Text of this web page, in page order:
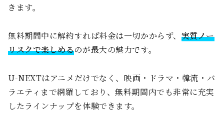
きます。
無料期間中に解約すれば料金は一切かからず、 実質ノー
リスクで楽しめるのが最大の魅力です。
U-NEXTはアニメだけでなく、映画・ドラマ・韓流・バ
ラエティまで網羅しており、無料期間内でも非常に充実
したラインナップを体験できます。